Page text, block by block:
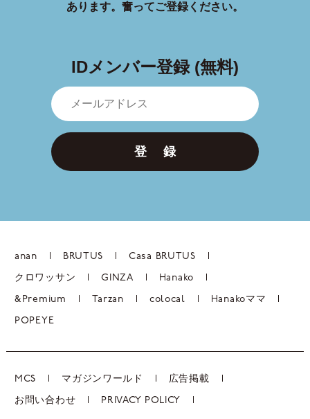
あります。 奮ってご登録ください。
IDメンバー登録 (無料)
登 録
anan BRUTUS Casa BRUTUS
クロワッサン GINZA Hanako
&Premium Tarzan colocal Hanakoママ
POPEYE
MCS マガジンワールド 広告掲載
お問い合わせ PRIVACY POLICY